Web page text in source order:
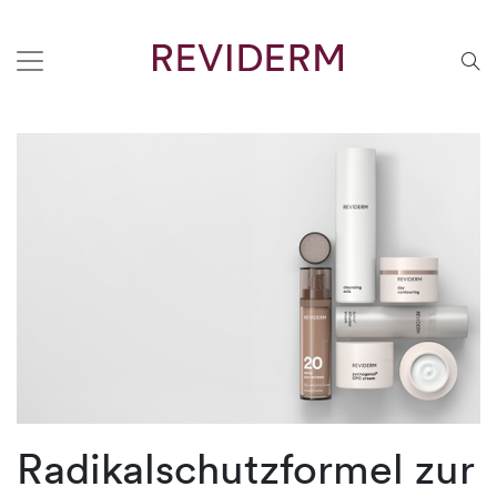
Radikalschutzformel zur